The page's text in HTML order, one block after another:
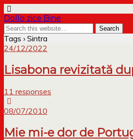
Dollo zice Bine
Tags › Sintra
24/12/2022
Lisabona revizitată
11 responses
08/07/2010
Mie mi-e dor de